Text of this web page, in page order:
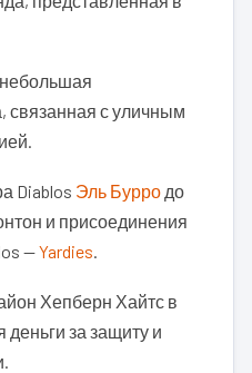
небольшая
связанная с уличным
Diablos Эль Бурро до
и присоединения
—Yardies.
Хепберн Хайтс в
за защиту и